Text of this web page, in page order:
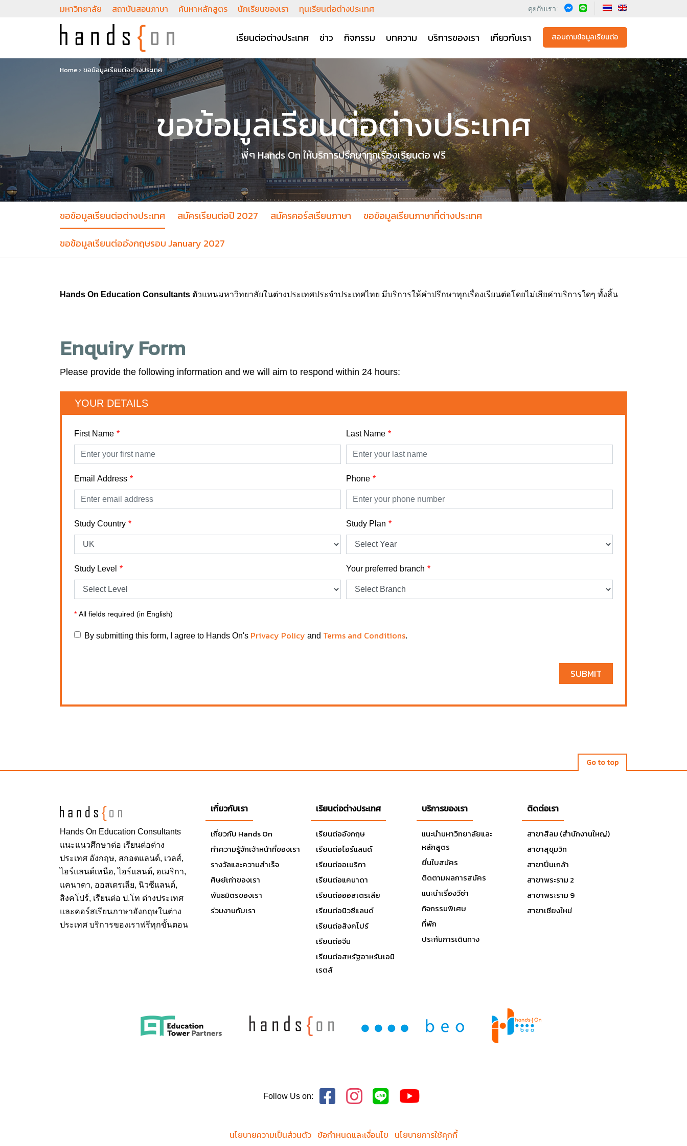
มหาวิทยาลัย สถาบันสอนภาษา ค้นหาหลักสูตร นักเรียนของเรา ทุนเรียนต่อต่างประเทศ คุยกับเรา:
เรียนต่อต่างประเทศ ข่าว กิจกรรม บทความ บริการของเรา เกียวกับเรา สอบถามข้อมูลเรียนต่อ
Home › ขอข้อมูลเรียนต่อต่างประเทศ
ขอข้อมูลเรียนต่อต่างประเทศ
พี่ๆ Hands On ให้บริการปรึกษาทุกเรื่องเรียนต่อ ฟรี
ขอข้อมูลเรียนต่อต่างประเทศ สมัครเรียนต่อปี 2027 สมัครคอร์สเรียนภาษา
ขอข้อมูลเรียนภาษาที่ต่างประเทศ
ขอข้อมูลเรียนต่ออังกฤษรอบ January 2027
Hands On Education Consultants ตัวแทนมหาวิทยาลัยในต่างประเทศประจำประเทศไทย มีบริการให้คำปรึกษาทุกเรื่องเรียนต่อโดยไม่เสียค่าบริการใดๆ ทั้งสิ้น
Enquiry Form
Please provide the following information and we will aim to respond within 24 hours:
YOUR DETAILS
First Name Last Name
Email Address Phone
Study Country Study Plan
Study Level Your preferred branch
* All fields required (in English)
By submitting this form, I agree to Hands On's Privacy Policy and Terms and Conditions.
SUBMIT
Go to top
Hands On Education Consultants
แนะแนวศึกษาต่อ เรียนต่อต่าง
ประเทศ อังกฤษ, สกอตแลนด์, เวลส์,
ไอร์แลนด์เหนือ, ไอร์แลนด์, อเมริกา,
แคนาดา, ออสเตรเลีย, นิวซีแลนด์,
สิงคโปร์, เรียนต่อ ป.โท ต่างประเทศ
และคอร์สเรียนภาษาอังกฤษในต่าง
ประเทศ บริการของเราฟรีทุกขั้นตอน
เกี่ยวกับเรา
เกี่ยวกับ Hands On
ทำความรู้จักเจ้าหน้าที่ของเรา
รางวัลและความสำเร็จ
ศิษย์เก่าของเรา
พันธมิตรของเรา
ร่วมงานกับเรา
เรียนต่อต่างประเทศ
เรียนต่ออังกฤษ
เรียนต่อไอร์แลนด์
เรียนต่ออเมริกา
เรียนต่อแคนาดา
เรียนต่อออสเตรเลีย
เรียนต่อนิวซีแลนด์
เรียนต่อสิงคโปร์
เรียนต่อจีน
เรียนต่อสหรัฐอาหรับเอมิ
เรตส์
บริการของเรา
แนะนำมหาวิทยาลัยและ
หลักสูตร
ยื่นใบสมัคร
ติดตามผลการสมัคร
แนะนำเรื่องวีซ่า
กิจกรรมพิเศษ
ที่พัก
ประกันการเดินทาง
ติดต่อเรา
สาขาสีลม (สำนักงานใหญ่)
สาขาสุขุมวิท
สาขาปิ่นเกล้า
สาขาพระราม 2
สาขาพระราม 9
สาขาเชียงใหม่
Follow Us on:
นโยบายความเป็นส่วนตัว ข้อกำหนดและเงื่อนไข นโยบายการใช้คุกกี้